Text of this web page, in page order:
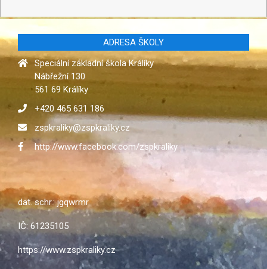
ADRESA ŠKOLY
Speciální základní škola Králíky
Nábřežní 130
561 69 Králíky
+420 465 631 186
zspkraliky@zspkraliky.cz
http://www.facebook.com/zspkraliky
dat. schr.: jgqwrmr
IČ: 61235105
https://www.zspkraliky.cz